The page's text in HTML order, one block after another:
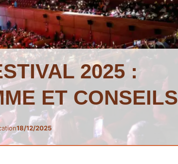
2025 :
ET CONSEILS
18/12/2025